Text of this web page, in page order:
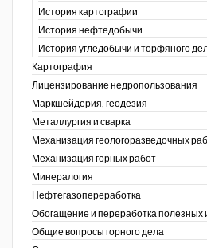
История картографии
История нефтедобычи
История угледобычи и торфяного
Картография
Лицензирование недропользования
Маркшейдерия, геодезия
Металлургия и сварка
Механизация геологоразведочных
Механизация горных работ
Минералогия
Нефтегазопереработка
Обогащение и переработка полезных
Общие вопросы горного дела